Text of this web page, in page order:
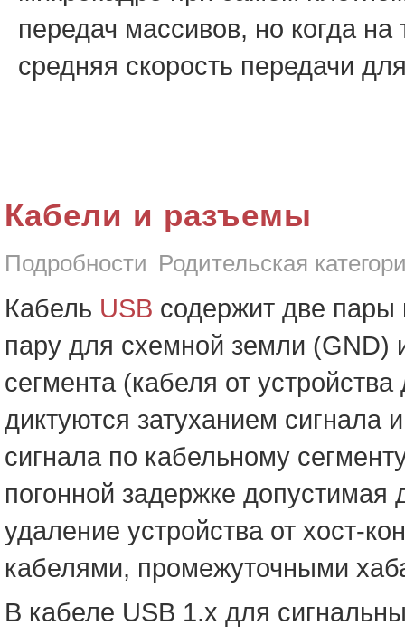
передач массивов, но когда
средняя скорость передачи
Кабели и разъемы
Подробности Родительская
Кабель USB содержит две пары
пару для схемной земли (GND)
сегмента (кабеля от
диктуются затуханием
сигнала по кабельному
погонной задержке
удаление устройства от хост-
кабелями, промежуточными
В кабеле USB 1.x для